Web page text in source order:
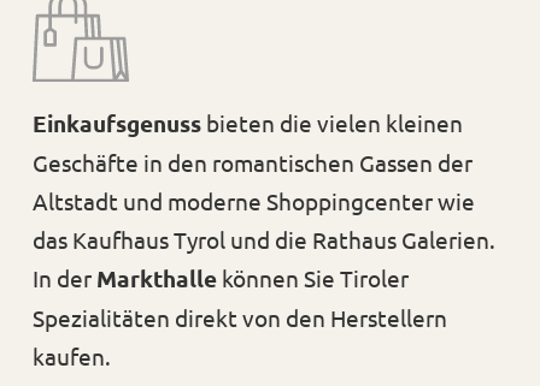
Einkaufsgenussbieten die vielen kleinen
Geschäfte in den romantischen Gassen der
Altstadt und moderne Shoppingcenter wie
das Kaufhaus Tyrol und die Rathaus Galerien.
In der Markthallekönnen Sie Tiroler
Spezialitäten direkt von den Herstellern
kaufen.